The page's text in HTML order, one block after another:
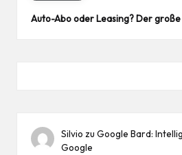
Auto-Abo oder Leasing? Der
Silvio zuGoogle Bard:
Google